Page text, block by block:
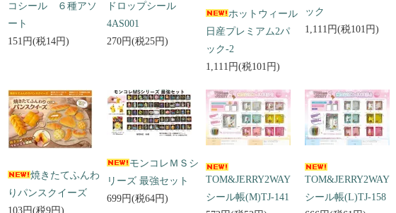
コシール ６種アソ
ート
151円(税14円)
ドロップシール
4AS001
270円(税25円)
ホットウィール
日産プレミアム2パ
ック-2
1,111円(税101円)
ック
1,111円(税101円)
焼きたてふんわ
りパンスクイーズ
103円(税9円)
モンコレＭＳシ
リーズ 最強セット
699円(税64円)
TOM&JERRY2WAY
シール帳(M)TJ-141
TOM&JERRY2WAY
シール帳(L)TJ-158